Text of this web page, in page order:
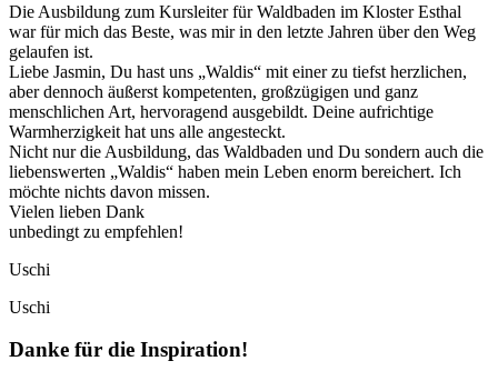
Die Ausbildung zum Kursleiter für Waldbaden im Kloster Esthal
war für mich das Beste, was mir in den letzte Jahren über den Weg
gelaufen ist.
Liebe Jasmin, Du hast uns „Waldis“ mit einer zu tiefst herzlichen,
aber dennoch äußerst kompetenten, großzügigen und ganz
menschlichen Art, hervoragend ausgebildt. Deine aufrichtige
Warmherzigkeit hat uns alle angesteckt.
Nicht nur die Ausbildung, das Waldbaden und Du sondern auch die
liebenswerten „Waldis“ haben mein Leben enorm bereichert. Ich
möchte nichts davon missen.
Vielen lieben Dank
unbedingt zu empfehlen!
Uschi
Uschi
Danke für die Inspiration!